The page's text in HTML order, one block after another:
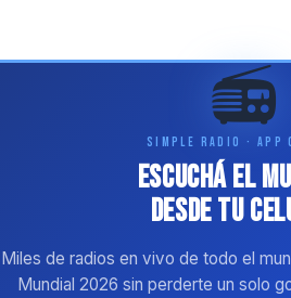
📻
SIMPLE RADIO · APP
Escuchá el
desde tu
Miles de radios en vivo de todo el
Mundial 2026 sin perderte un solo